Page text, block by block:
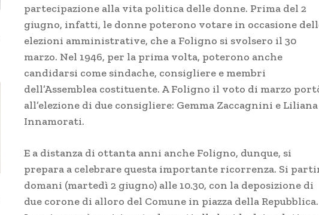
partecipazione alla vita politica delle donne. Prima del 2
giugno, infatti, le donne poterono votare in occasione
elezioni amministrative, che a Foligno si svolsero il 30
marzo. Nel 1946, per la prima volta, poterono anche
candidarsi come sindache, consigliere e membri
dell’Assemblea costituente. A Foligno il voto di marzo
all’elezione di due consigliere: Gemma Zaccagnini e Liliana
Innamorati.
E a distanza di ottanta anni anche Foligno, dunque, si
prepara a celebrare questa importante ricorrenza. Si
domani (martedì 2 giugno) alle 10.30, con la deposizione di
due corone di alloro del Comune in piazza della Repubblica.